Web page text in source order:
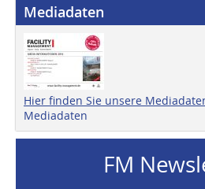
Mediadaten
Hier finden Sie unsere
Mediadaten
FM